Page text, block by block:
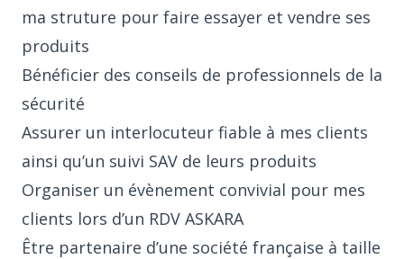
ma struture pour faire essayer et vendre ses
produits
Bénéficier des conseils de professionnels de la
sécurité
Assurer un interlocuteur fiable à mes clients
ainsi qu’un suivi SAV de leurs produits
Organiser un évènement convivial pour mes
clients lors d’un RDV ASKARA
Être partenaire d’une société française à taille